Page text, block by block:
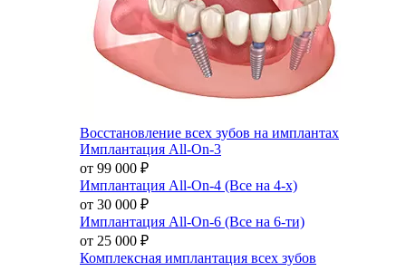
Восстановление всех зубов на имплантах
Имплантация All-On-3
от 99 000 ₽
Имплантация All-On-4 (Все на 4-х)
от 30 000 ₽
Имплантация All-On-6 (Все на 6-ти)
от 25 000 ₽
Комплексная имплантация всех зубов